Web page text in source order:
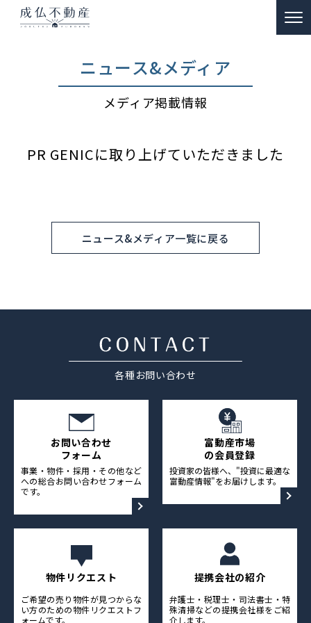
ニュース&メディア
メディア掲載情報
PR GENICに取り上げていただきました
ニュース&メディア一覧に戻る
各種お問い合わせ
お問い合わせ
フォーム
事業・物件・採用・その他など
への総合お問い合わせフォーム
です。
富動産市場
の会員登録
投資家の皆様へ、"投資に最適な
富動産情報"をお届けします。
物件リクエスト
ご希望の売り物件が見つからな
い方のための物件リクエストフ
ォームです。
提携会社の紹介
弁護士・税理士・司法書士・特
殊清掃などの提携会社様をご紹
介します。
事故物件のお悩み解決
ー ご供養
リノベーション物件事例
ニュース&メディア
運営会社
プライバシーポリシー